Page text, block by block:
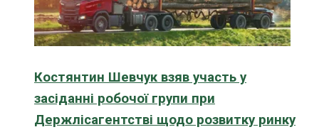
Костянтин Шевчук взяв участь у
засіданні робочої групи при
Держлісагентстві щодо розвитку ринку